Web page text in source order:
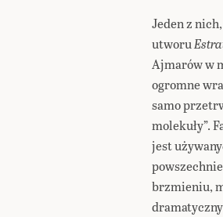
Jeden z
utworu
Ajmarów w
ogromne
samo
molekuły”.
jest
brzmieniu,